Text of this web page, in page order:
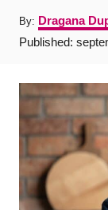
By: A
u
t
o
r
Dragana
P
d
o
Published: